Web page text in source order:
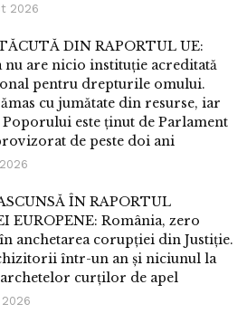
2026
DIN RAPORTUL UE:
nu are nicio instituție acreditată
pentru drepturile omului.
cu jumătate din resurse, iar
este ținut de Parlament
de peste doi ani
ÎN RAPORTUL
EUROPENE: România, zero
anchetarea corupției din Justiție.
într-un an și niciunul la
curților de apel